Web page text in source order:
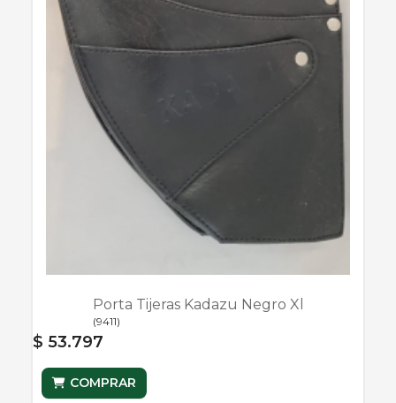
Porta Tijeras Kadazu Negro Xl
(9411)
$ 53.797
COMPRAR